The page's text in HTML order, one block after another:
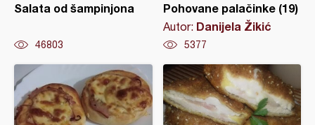
Salata od šampinjona
46803
Pohovane palačinke (19)
Autor: Danijela Žikić
5377